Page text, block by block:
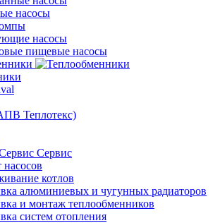
насосы
насосы
пищевые насосы
Теплотекс)
Сервис
котлов
алюминиевых и чугунных радиаторов
и монтаж теплообменников
систем отопления